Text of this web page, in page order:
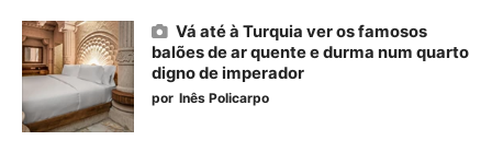
Vá até à Turquia ver os famosos
balões de ar quente e durma num quarto
digno de imperador
por Inês Policarpo